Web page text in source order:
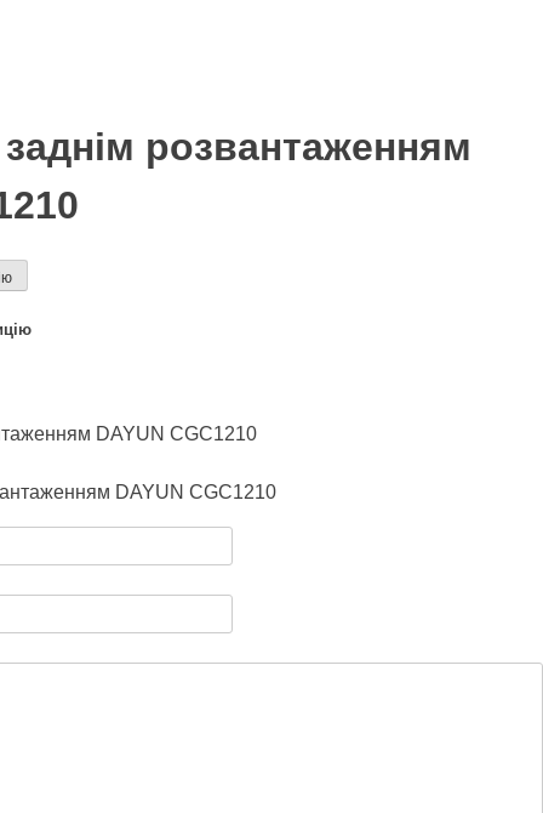
розвантаженням
DAYUN CGC1210